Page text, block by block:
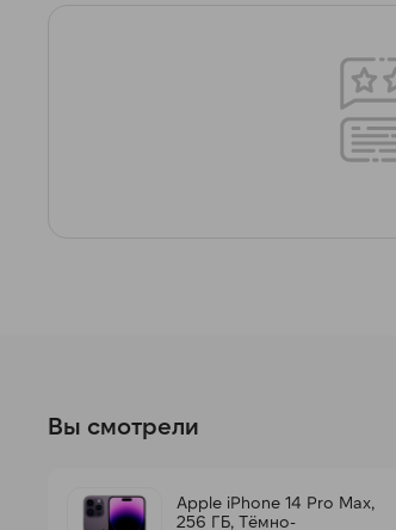
Вы смотрели
Apple iPhone 14 Pro Max,
256 ГБ, Тёмно-